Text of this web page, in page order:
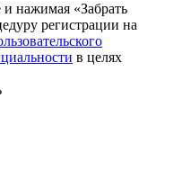
нажимая «Забрать
регистрации на
в целях